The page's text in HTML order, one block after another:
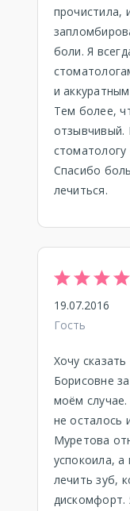
прочистила,
боли. Я
и
Тем более,
отзывчивый.
Спасибо
лечиться.
19.07.2016
Гость
Хочу
Борисовне
моём случае.
не осталось
Муретова
успокоила, а
лечить зуб,
дискомфорт.